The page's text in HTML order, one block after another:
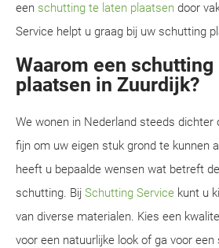
een schutting te laten plaatsen door
Service helpt u graag bij uw schutting
Waarom een schutting
plaatsen in Zuurdijk?
We wonen in Nederland steeds dichter
fijn om uw eigen stuk grond te kunnen
heeft u bepaalde wensen wat betreft
schutting. Bij Schutting Service kunt u
van diverse materialen. Kies een
voor een natuurlijke look of ga voor